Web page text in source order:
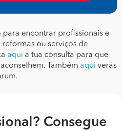
para encontrar profissionais e
ou serviços de
aqui a tua consulta para que
Também aqui verás
Consegue